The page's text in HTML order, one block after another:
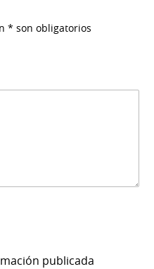
* son obligatorios
publicada